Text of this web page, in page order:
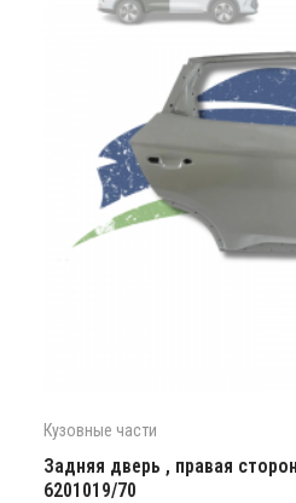
Кузовные части
Задняя дверь , правая
6201019/70